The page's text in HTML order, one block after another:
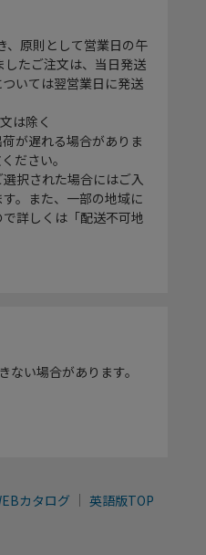
、原則として営業日の午
たご注文は、当日発送
いては翌営業日に発送
は除く
が遅れる場合がありま
ださい。
択された場合にはご入
。また、一部の地域に
詳しくは「配送不可地
い場合があります。
カタログ 英語版TOP